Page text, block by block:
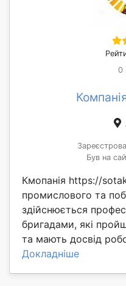
0
Був на
Кмопанія https://
промислового та
здійснюється
бригадами, які
та мають досвід
Докладніше